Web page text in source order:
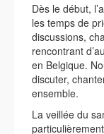
Dès le début,
les temps de
discussions,
rencontrant
en Belgique.
discuter,
ensemble.
La veillée du